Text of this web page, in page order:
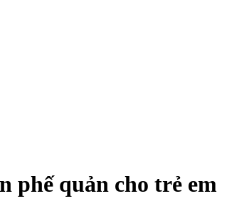
phế quản cho trẻ em